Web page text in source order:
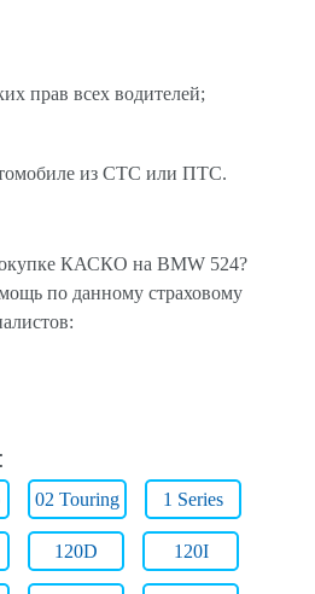
прав всех водителей;
из СТС или ПТС.
КАСКО на BMW 524?
по данному страховому
02 Touring 1 Series
120D 120I